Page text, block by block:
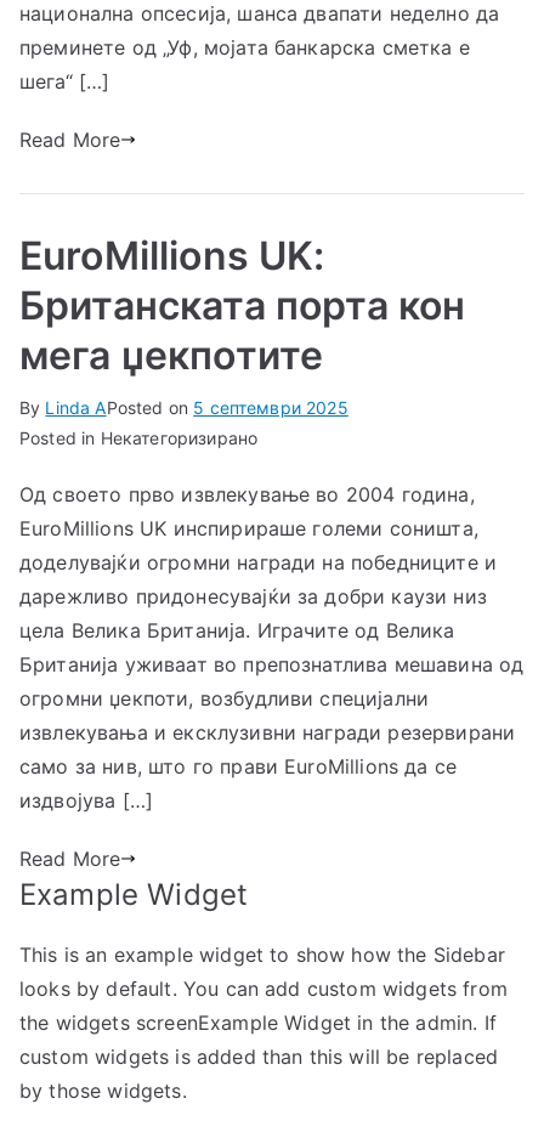
национална опсесија, шанса двапати неделно да
преминете од „Уф, мојата банкарска сметка е
шега“ […]
Read More
EuroMillions UK:
Британската порта кон
мега џекпотите
By Linda APosted on 5 септември 2025
Posted in Некатегоризирано
Од своето прво извлекување во 2004 година,
EuroMillions UK инспирираше големи соништа,
доделувајќи огромни награди на победниците и
дарежливо придонесувајќи за добри каузи низ
цела Велика Британија. Играчите од Велика
Британија уживаат во препознатлива мешавина од
огромни џекпоти, возбудливи специјални
извлекувања и ексклузивни награди резервирани
само за нив, што го прави EuroMillions да се
издвојува […]
Read More
Example Widget
This is an example widget to show how the Sidebar
looks by default. You can add custom widgets from
the widgets screenExample Widget in the admin. If
custom widgets is added than this will be replaced
by those widgets.